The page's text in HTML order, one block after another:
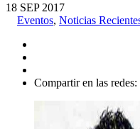
18 SEP 2017
Eventos, Noticias
Compartir en las redes: